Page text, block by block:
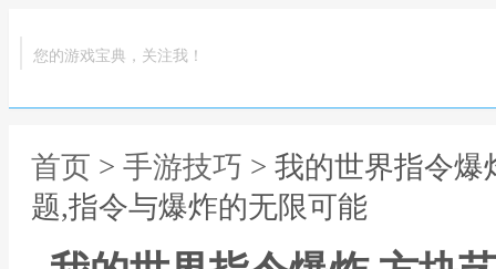
您的游戏宝典，关注我！
首页 > 手游技巧 > 我的世界指令
题,指令与爆炸的无限可能